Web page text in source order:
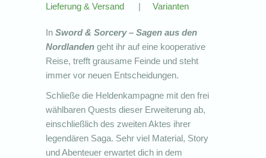
Lieferung & Versand | Varianten
InSword & Sorcery – Sagen aus den
Nordlanden geht ihr auf eine kooperative
Reise, trefft grausame Feinde und steht
immer vor neuen Entscheidungen.
Schließe die Heldenkampagne mit den frei
wählbaren Quests dieser Erweiterung ab,
einschließlich des zweiten Aktes ihrer
legendären Saga. Sehr viel Material, Story
und Abenteuer erwartet dich in dem